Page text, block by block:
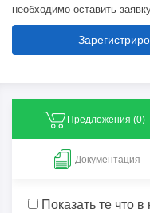
необходимо оставить
Предложения (0)
Документация
Показать те что в